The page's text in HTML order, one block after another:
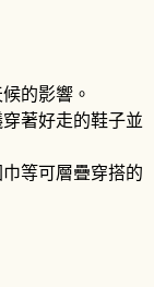
的影響。
著好走的鞋子並
等可層疊穿搭的